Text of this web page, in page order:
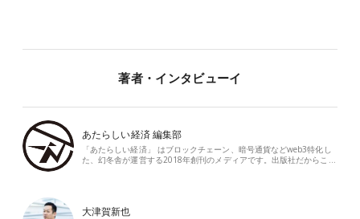
著者・インタビューイ
あたらしい経済 編集部
「あたらしい経済」 はブロックチェーン、暗号通貨などweb3特化し
た、幻冬舎が運営する2018年創刊のメディアです。出版社だからこ…
大津賀新也